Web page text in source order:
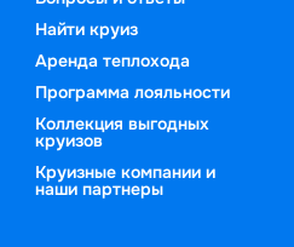
Найти круиз
Аренда теплохода
Программа лояльности
Коллекция выгодных
круизов
Круизные компании и
наши партнеры